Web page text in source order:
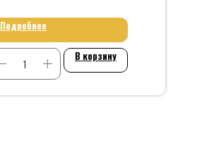
Подробнее
В корзину